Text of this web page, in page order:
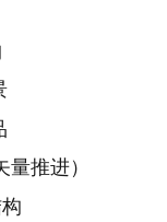
推进）